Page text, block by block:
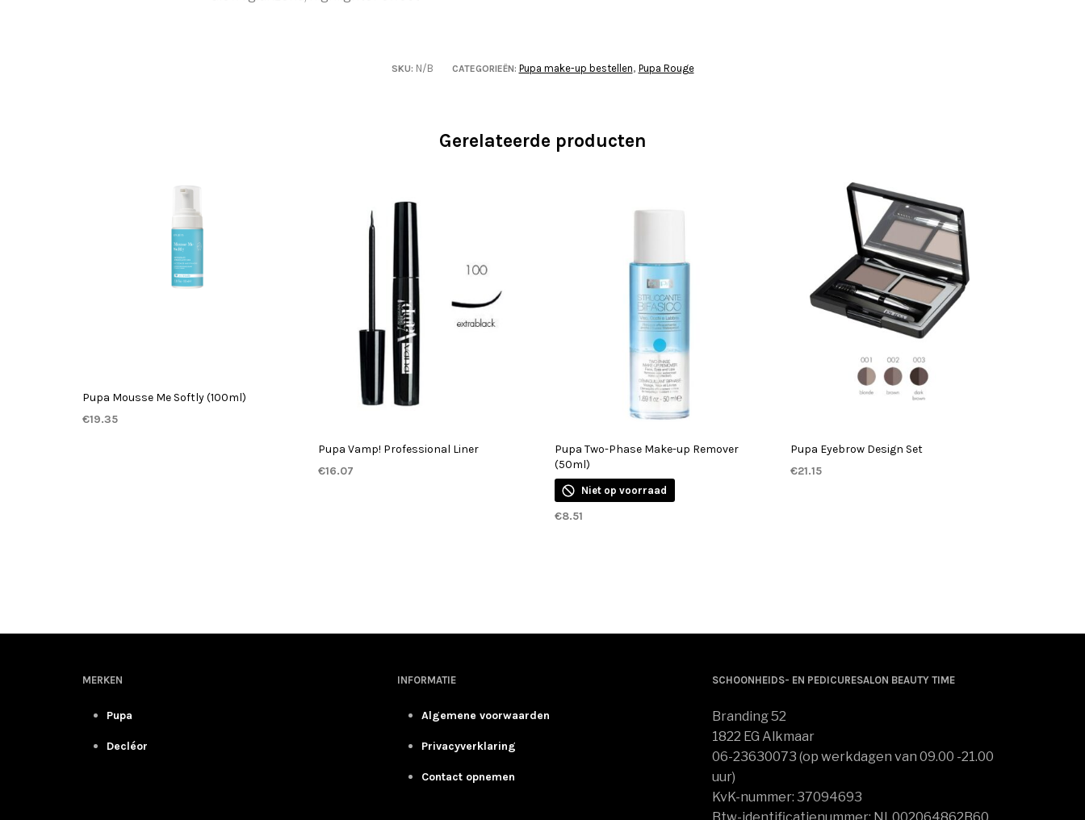
SKU: N/B CATEGORIEËN: Pupa make-up bestellen, Pupa Rouge
Gerelateerde producten
Pupa Mousse Me Softly (100ml)
€19.35
Pupa Vamp! Professional Liner
€16.07
Pupa Two-Phase Make-up Remover
(50ml)
Niet op voorraad
€8.51
Pupa Eyebrow Design Set
€21.15
gekozen
MERKEN
Pupa
Decléor
INFORMATIE
Algemene voorwaarden
Privacyverklaring
Contact opnemen
SCHOONHEIDS- EN PEDICURESALON BEAUTY TIME
Branding 52
1822 EG Alkmaar
06-23630073 (op werkdagen van 09.00 -21.00
uur)
KvK-nummer: 37094693
Btw-identificatienummer: NL002064862B60